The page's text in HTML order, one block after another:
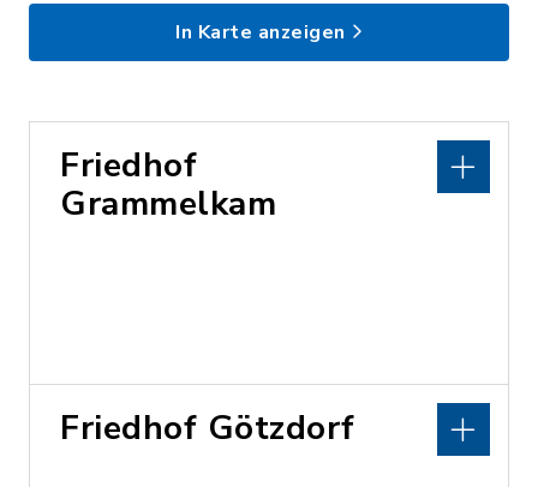
In Karte anzeigen
Friedhof
Grammelkam
Friedhof Götzdorf